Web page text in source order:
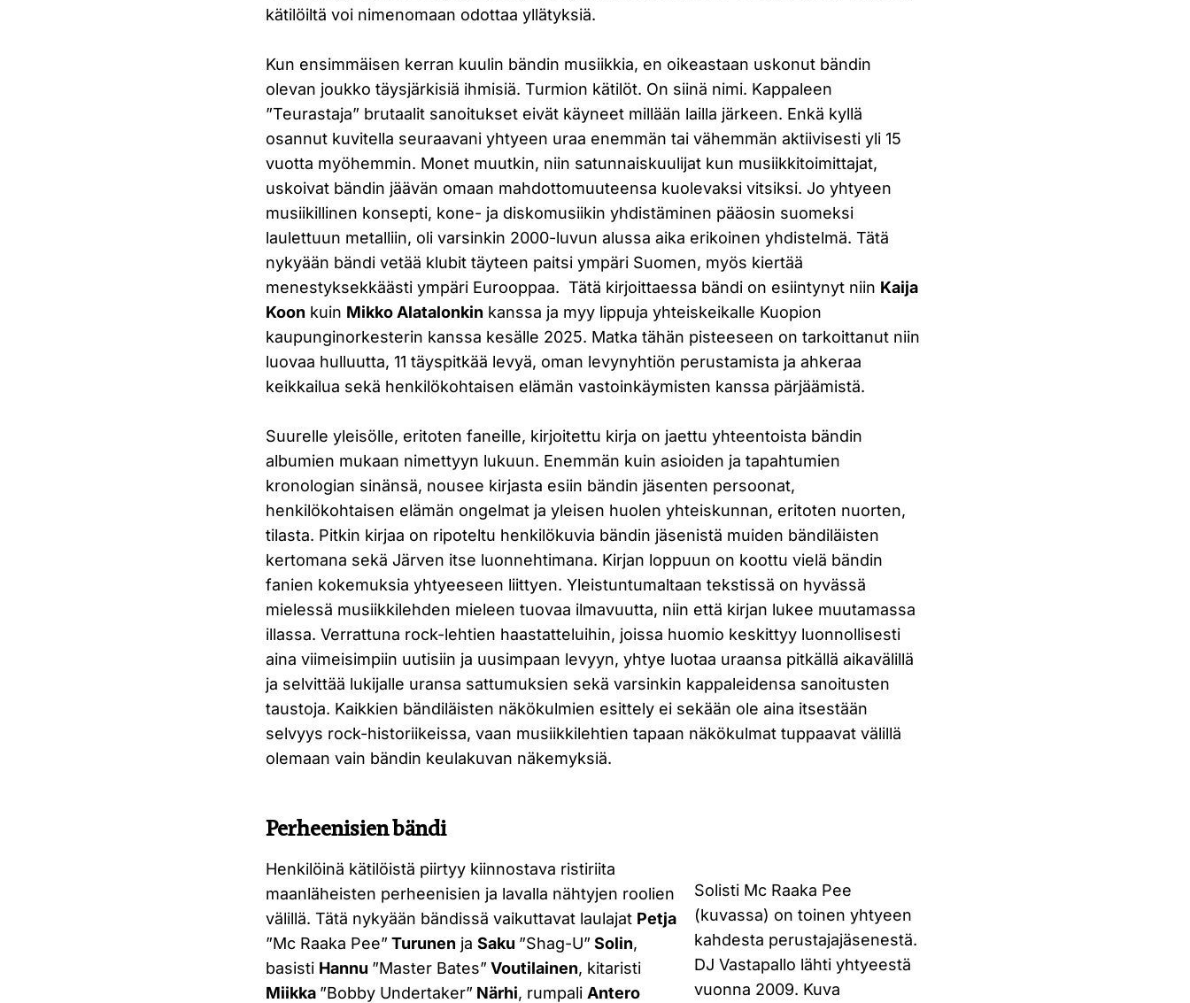
kätilöiltä voi nimenomaan odottaa yllätyksiä.
Kun ensimmäisen kerran kuulin bändin musiikkia, en oikeastaan uskonut bändin
olevan joukko täysjärkisiä ihmisiä. Turmion kätilöt. On siinä nimi. Kappaleen
”Teurastaja” brutaalit sanoitukset eivät käyneet millään lailla järkeen. Enkä kyllä
osannut kuvitella seuraavani yhtyeen uraa enemmän tai vähemmän aktiivisesti yli 15
vuotta myöhemmin. Monet muutkin, niin satunnaiskuulijat kun musiikkitoimittajat,
uskoivat bändin jäävän omaan mahdottomuuteensa kuolevaksi vitsiksi. Jo yhtyeen
musiikillinen konsepti, kone- ja diskomusiikin yhdistäminen pääosin suomeksi
laulettuun metalliin, oli varsinkin 2000-luvun alussa aika erikoinen yhdistelmä. Tätä
nykyään bändi vetää klubit täyteen paitsi ympäri Suomen, myös kiertää
menestyksekkäästi ympäri Eurooppaa. Tätä kirjoittaessa bändi on esiintynyt niin Kaija
Koon kuin Mikko Alatalonkin kanssa ja myy lippuja yhteiskeikalle Kuopion
kaupunginorkesterin kanssa kesälle 2025. Matka tähän pisteeseen on tarkoittanut niin
luovaa hulluutta, 11 täyspitkää levyä, oman levynyhtiön perustamista ja ahkeraa
keikkailua sekä henkilökohtaisen elämän vastoinkäymisten kanssa pärjäämistä.
Suurelle yleisölle, eritoten faneille, kirjoitettu kirja on jaettu yhteentoista bändin
albumien mukaan nimettyyn lukuun. Enemmän kuin asioiden ja tapahtumien
kronologian sinänsä, nousee kirjasta esiin bändin jäsenten persoonat,
henkilökohtaisen elämän ongelmat ja yleisen huolen yhteiskunnan, eritoten nuorten,
tilasta. Pitkin kirjaa on ripoteltu henkilökuvia bändin jäsenistä muiden bändiläisten
kertomana sekä Järven itse luonnehtimana. Kirjan loppuun on koottu vielä bändin
fanien kokemuksia yhtyeeseen liittyen. Yleistuntumaltaan tekstissä on hyvässä
mielessä musiikkilehden mieleen tuovaa ilmavuutta, niin että kirjan lukee muutamassa
illassa. Verrattuna rock-lehtien haastatteluihin, joissa huomio keskittyy luonnollisesti
aina viimeisimpiin uutisiin ja uusimpaan levyyn, yhtye luotaa uraansa pitkällä aikavälillä
ja selvittää lukijalle uransa sattumuksien sekä varsinkin kappaleidensa sanoitusten
taustoja. Kaikkien bändiläisten näkökulmien esittely ei sekään ole aina itsestään
selvyys rock-historiikeissa, vaan musiikkilehtien tapaan näkökulmat tuppaavat välillä
olemaan vain bändin keulakuvan näkemyksiä.
Perheenisien bändi
Solisti Mc Raaka Pee
(kuvassa) on toinen yhtyeen
kahdesta perustajajäsenestä.
DJ Vastapallo lähti yhtyeestä
vuonna 2009. Kuva
Henkilöinä kätilöistä piirtyy kiinnostava ristiriita
maanläheisten perheenisien ja lavalla nähtyjen roolien
välillä. Tätä nykyään bändissä vaikuttavat laulajat Petja
”Mc Raaka Pee” Turunen jaSaku ”Shag-U” Solin,
basisti Hannu ”Master Bates” Voutilainen, kitaristi
Miikka ”Bobby Undertaker” Närhi, rumpali Antero